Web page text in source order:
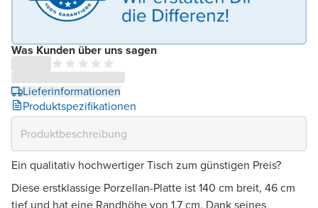
Was Kunden über uns sagen
Lieferinformationen
Produktspezifikationen
Ein qualitativ hochwertiger Tisch zum günstigen Preis?
Diese erstklassige Porzellan-Platte ist 140 cm breit, 46 cm
tief und hat eine Randhöhe von 1,7 cm. Dank seines